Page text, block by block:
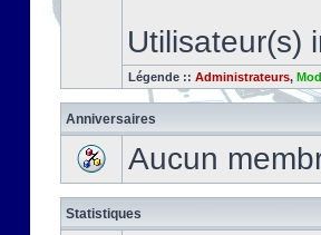
Utilisateur(s)
Légende :: Administrateurs,
Anniversaires
Aucun
Statistiques